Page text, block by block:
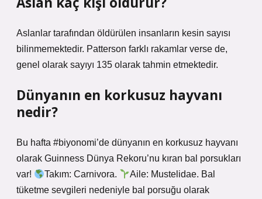
Aslanlar tarafından öldürülen insanların kesin sayısı
bilinmemektedir. Patterson farklı rakamlar verse de,
genel olarak sayıyı 135 olarak tahmin etmektedir.
Dünyanın en korkusuz hayvanı
nedir?
Bu hafta #biyonomi’de dünyanın en korkusuz hayvanı
olarak Guinness Dünya Rekoru’nu kıran bal porsukları
var!
Takım: Carnivora.
Aile: Mustelidae. Bal
tüketme sevgileri nedeniyle bal porsuğu olarak